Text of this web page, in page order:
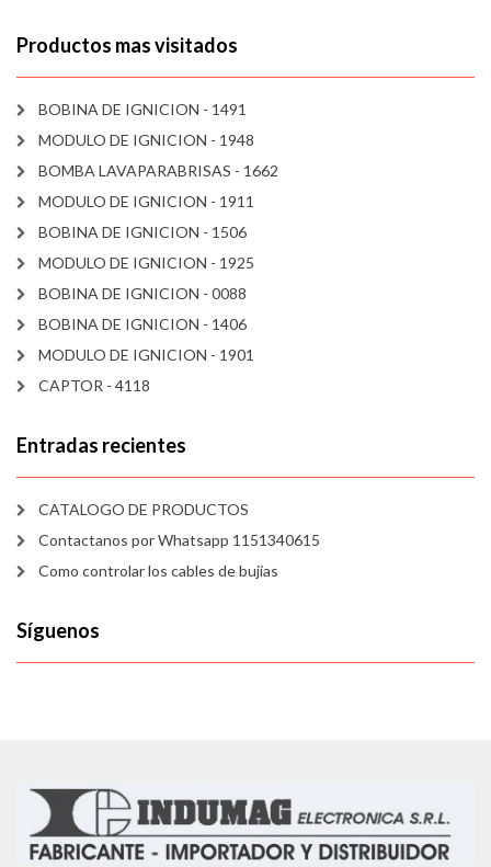
Productos mas visitados
BOBINA DE IGNICION - 1491
MODULO DE IGNICION - 1948
BOMBA LAVAPARABRISAS - 1662
MODULO DE IGNICION - 1911
BOBINA DE IGNICION - 1506
MODULO DE IGNICION - 1925
BOBINA DE IGNICION - 0088
BOBINA DE IGNICION - 1406
MODULO DE IGNICION - 1901
CAPTOR - 4118
Entradas recientes
CATALOGO DE PRODUCTOS
Contactanos por Whatsapp 1151340615
Como controlar los cables de bujías
Síguenos